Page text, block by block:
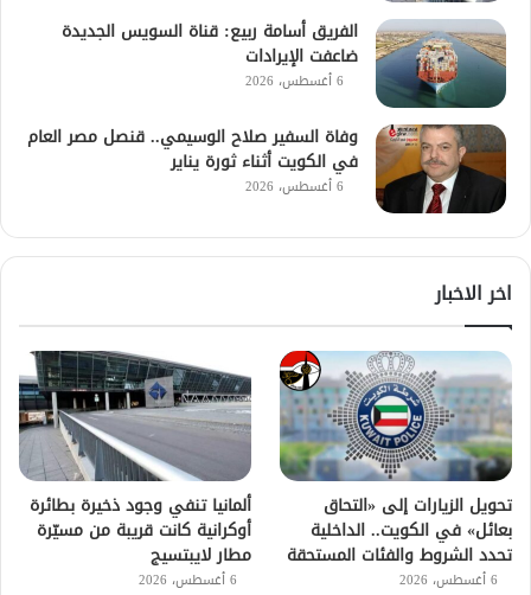
الفريق أسامة ربيع: قناة السويس الجديدة
ضاعفت الإيرادات
6 أغسطس، 2026
وفاة السفير صلاح الوسيمي.. قنصل مصر العام
في الكويت أثناء ثورة يناير
6 أغسطس، 2026
اخر الاخبار
تحويل الزيارات إلى «التحاق
بعائل» في الكويت.. الداخلية
تحدد الشروط والفئات المستحقة
6 أغسطس، 2026
ألمانيا تنفي وجود ذخيرة بطائرة
أوكرانية كانت قريبة من مسيّرة
مطار لايبتسيج
6 أغسطس، 2026